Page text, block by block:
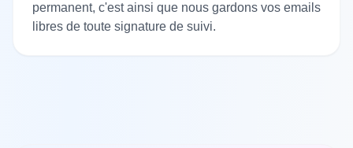
permanent, c'est ainsi que nous gardons vos emails
libres de toute signature de suivi.